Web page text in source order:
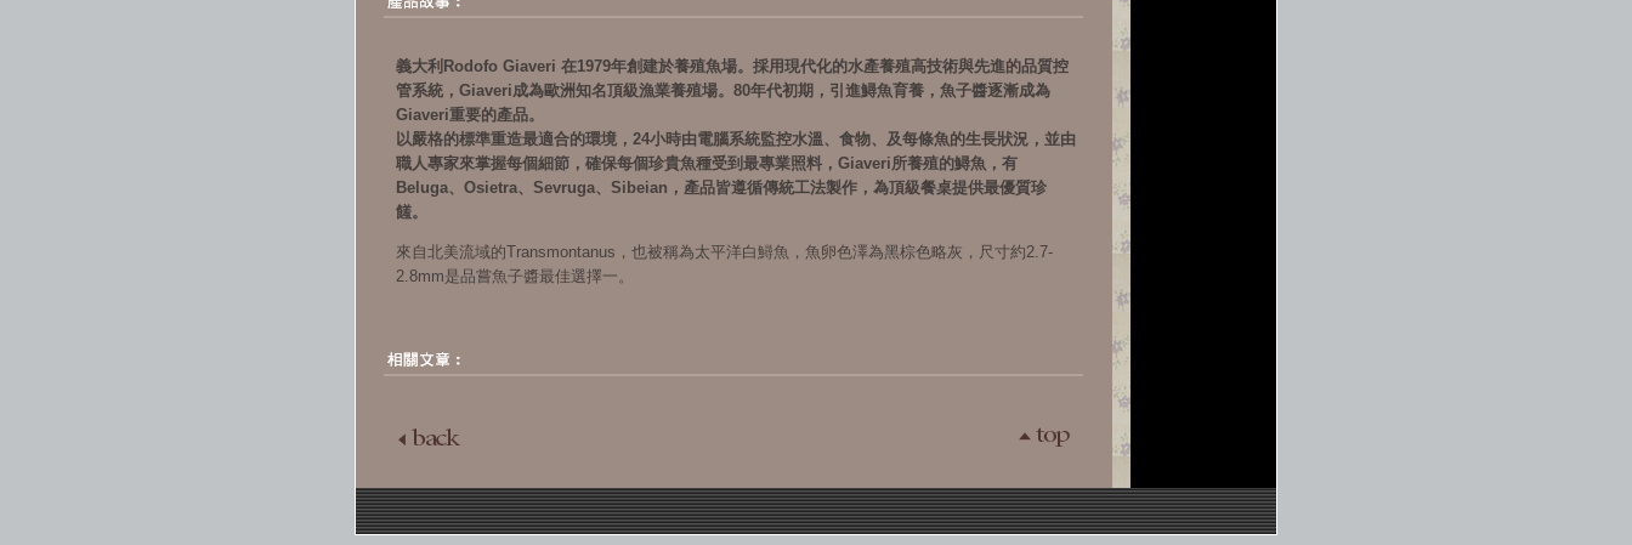
義大利Rodofo Giaveri 在1979年創建於養殖魚場。採用現代化的水產養殖高技術與先進的品質控
管系統，Giaveri成為歐洲知名頂級漁業養殖場。80年代初期，引進鱘魚育養，魚子醬逐漸成為
Giaveri重要的產品。
以嚴格的標準重造最適合的環境，24小時由電腦系統監控水溫、食物、及每條魚的生長狀況，並由
職人專家來掌握每個細節，確保每個珍貴魚種受到最專業照料，Giaveri所養殖的鱘魚，有
Beluga、Osietra、Sevruga、Sibeian，產品皆遵循傳統工法製作，為頂級餐桌提供最優質珍
饈。
來自北美流域的Transmontanus，也被稱為太平洋白鱘魚，魚卵色澤為黑棕色略灰，尺寸約2.7-
2.8mm是品嘗魚子醬最佳選擇一。